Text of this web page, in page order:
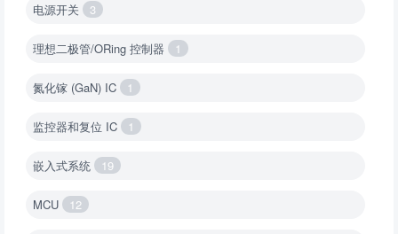
电源开关 3
理想二极管/ORing 控制器 1
氮化镓 (GaN) IC 1
监控器和复位 IC 1
嵌入式系统 19
MCU 12